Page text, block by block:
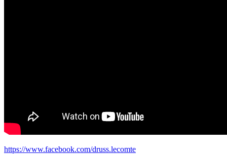
https://www.facebook.com/druss.lecomte